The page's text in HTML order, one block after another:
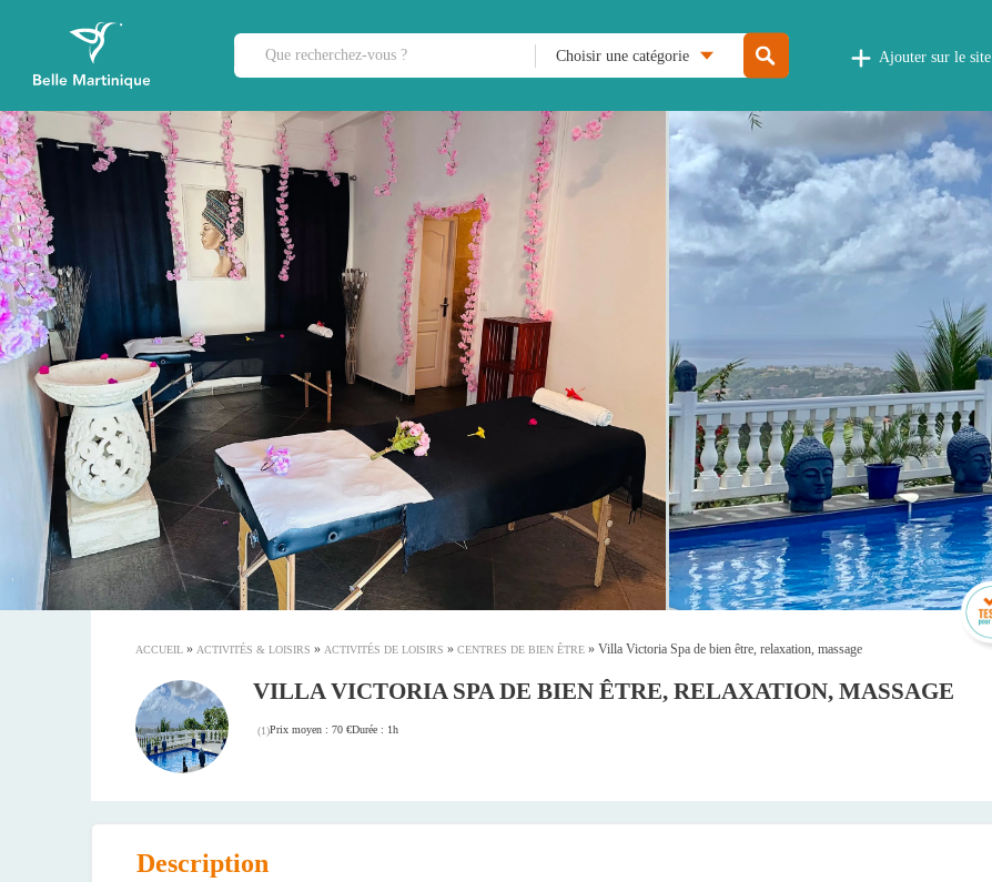
Choisir une catégorie Ajouter sur le site
ACCUEIL » ACTIVITÉS & LOISIRS » ACTIVITÉS DE LOISIRS » CENTRES DE BIEN ÊTRE » Villa Victoria Spa de bien être, relaxation, massage
VILLA VICTORIA SPA DE BIEN ÊTRE, RELAXATION, MASSAGE
(1)Prix moyen : 70 €Durée : 1h
Description